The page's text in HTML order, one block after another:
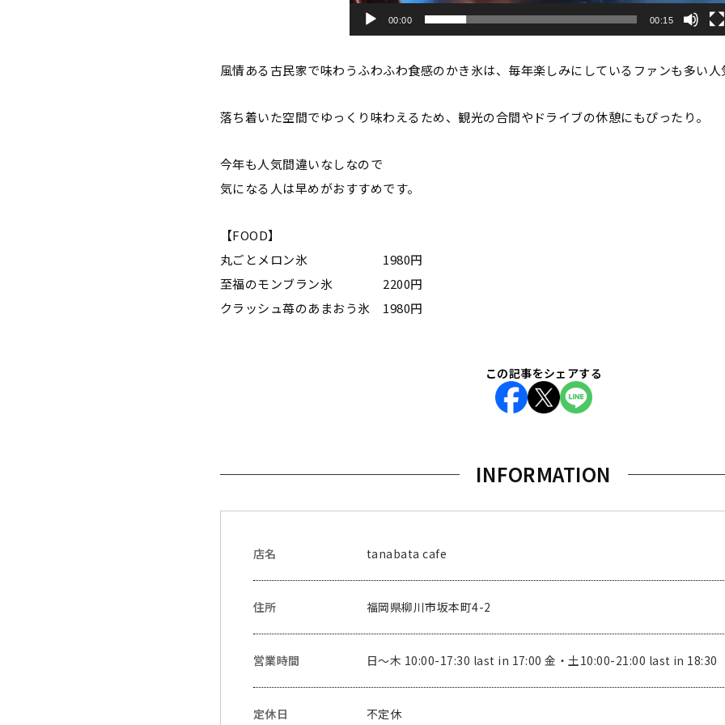
00:00 00:15
風情ある古民家で味わうふわふわ食感のかき氷は、毎年楽しみにしているファンも多い人
落ち着いた空間でゆっくり味わえるため、観光の合間やドライブの休憩にもぴったり。
今年も人気間違いなしなので
気になる人は早めがおすすめです。
【FOOD】
丸ごとメロン氷 1980円
至福のモンブラン氷 2200円
クラッシュ苺のあまおう氷 1980円
この記事をシェアする
INFORMATION
店名 tanabata cafe
住所 福岡県柳川市坂本町4-2
営業時間 日〜木 10:00-17:30 last in 17:00 金・土10:00-21:00 last in 18:30
定休日 不定休